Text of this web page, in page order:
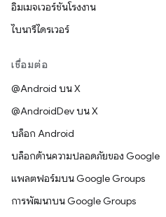
อิมเมจเวอร์ชันโรงงาน
ไบนารีไดรเวอร์
เชื่อมต่อ
@Android บน X
@AndroidDev บน X
บล็อก Android
บล็อกด้านความปลอดภัยของ Google
แพลตฟอร์มบน Google Groups
การพัฒนาบน Google Groups